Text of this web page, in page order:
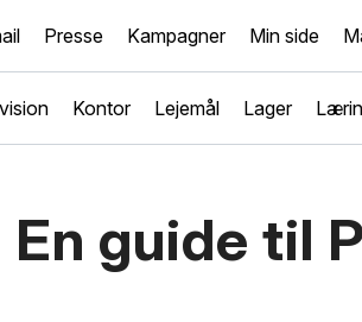
Presse Kampagner Min side
Kontor Lejemål Lager
En guide til